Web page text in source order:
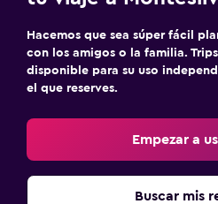
Hacemos que sea súper fácil
con los amigos o la familia.
disponible para su uso
el que reserves.
Empezar a
Buscar mis